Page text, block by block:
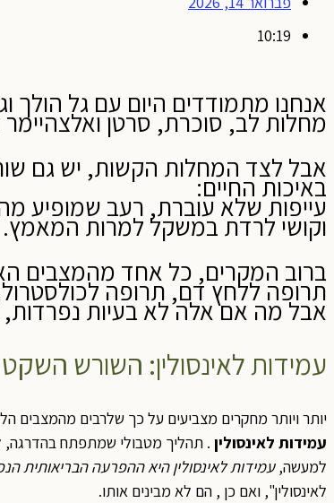
10:19
אנחנו מתמודדים היום עם גל הולך
מחלות לב, סוכרת, סרטן
אבל לצד המחלות הקשות, יש גם
באיכות החיים:
עייפות שלא עוברת, רעב שמופיע
וקושי לרדת במשקל למרות המאמץ.
ברוב המקרים, כל אחד מהמצבים
תרופה ללחץ דם, תרופה
אבל מה אם אלה לא בעיות נפרדות,
עמידות לאינסולין: השורש
יותר ויותר מחקרים מצביעים על כך שלרבים מהמצבים
עמידות לאינסולין . תהליך מטבולי שמתפתח בהדרגה,
למעשה,עמידות לאינסולין היא ההפרעה הבריאותית
לאינסולין", ואם כן , הם לא מבינים אותו.